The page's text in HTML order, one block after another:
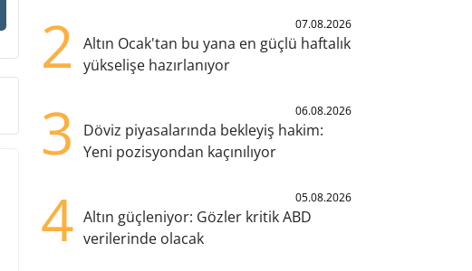
2 07.08.2026
Altın Ocak'tan bu yana en güçlü haftalık
yükselişe hazırlanıyor
3 06.08.2026
Döviz piyasalarında bekleyiş hakim:
Yeni pozisyondan kaçınılıyor
4 05.08.2026
Altın güçleniyor: Gözler kritik ABD
verilerinde olacak